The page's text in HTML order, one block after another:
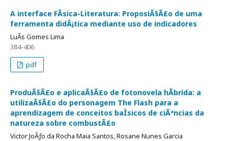
A interface FÃ­sica-Literatura: ProposiÃ§Ã£o de uma
ferramenta didÃ¡tica mediante uso de indicadores
LuÃ­s Gomes Lima
384-406
pdf
ProduÃ§Ã£o e aplicaÃ§Ã£o de fotonovela hÃ­brida: a
utilizaÃ§Ã£o do personagem The Flash para a
aprendizagem de conceitos baÌsicos de ciÃªncias da
natureza sobre combustÃ£o
Victor JoÃƒo da Rocha Maia Santos, Rosane Nunes Garcia